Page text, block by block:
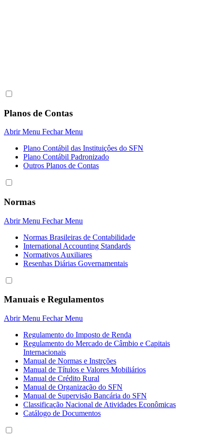
Planos de Contas
Abrir Menu Fechar Menu
Plano Contábil das Instituiçôes do SFN
Plano Contábil Padronizado
Outros Planos de Contas
Normas
Abrir Menu Fechar Menu
Normas Brasileiras de Contabilidade
International Accounting Standards
Normativos Auxiliares
Resenhas Diárias Governamentais
Manuais e Regulamentos
Abrir Menu Fechar Menu
Regulamento do Imposto de Renda
Regulamento do Mercado de Câmbio e Capitais
Internacionais
Manual de Normas e Instrções
Manual de Títulos e Valores Mobiliários
Manual de Crédito Rural
Manual de Organização do SFN
Manual de Supervisão Bancária do SFN
Classificação Nacional de Atividades Econômicas
Catálogo de Documentos